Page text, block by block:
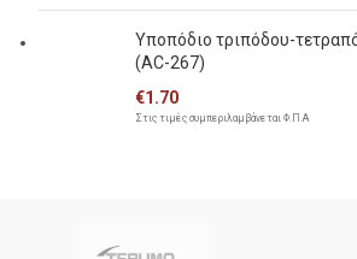
Υποπόδιο τριπόδου-
(AC-267)
€1.70
Στις τιμές συμπεριλαμβάνεται Φ.Π.Α